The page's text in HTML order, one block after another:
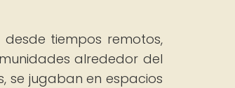
tiempos remotos,
alrededor del
se jugaban en espacios